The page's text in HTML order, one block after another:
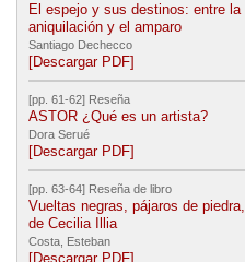
El espejo y sus destinos: entre la
aniquilación y el amparo
Santiago Dechecco
[Descargar PDF]
[pp. 61-62] Reseña
ASTOR ¿Qué es un artista?
Dora Serué
[Descargar PDF]
[pp. 63-64] Reseña de libro
Vueltas negras, pájaros de piedra,
de Cecilia Illia
Costa, Esteban
[Descargar PDF]